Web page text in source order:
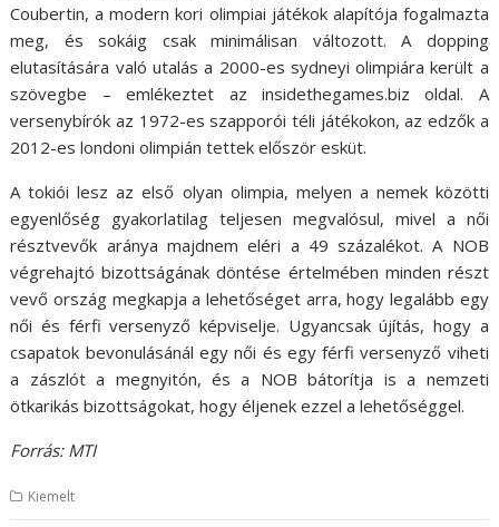
Coubertin, a modern kori olimpiai játékok alapítója fogalmazta
meg, és sokáig csak minimálisan változott. A dopping
elutasítására való utalás a 2000-es sydneyi olimpiára került a
szövegbe – emlékeztet az insidethegames.biz oldal. A
versenybírók az 1972-es szapporói téli játékokon, az edzők a
2012-es londoni olimpián tettek először esküt.
A tokiói lesz az első olyan olimpia, melyen a nemek közötti
egyenlőség gyakorlatilag teljesen megvalósul, mivel a női
résztvevők aránya majdnem eléri a 49 százalékot. A NOB
végrehajtó bizottságának döntése értelmében minden részt
vevő ország megkapja a lehetőséget arra, hogy legalább egy
női és férfi versenyző képviselje. Ugyancsak újítás, hogy a
csapatok bevonulásánál egy női és egy férfi versenyző viheti
a zászlót a megnyitón, és a NOB bátorítja is a nemzeti
ötkarikás bizottságokat, hogy éljenek ezzel a lehetőséggel.
Forrás: MTI
Kiemelt